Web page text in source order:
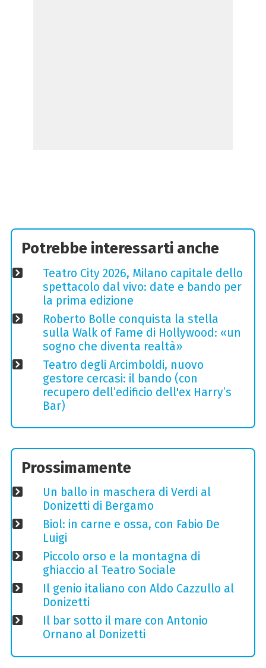
Potrebbe interessarti anche
Teatro City 2026, Milano capitale dello
spettacolo dal vivo: date e bando per
la prima edizione
Roberto Bolle conquista la stella
sulla Walk of Fame di Hollywood: «un
sogno che diventa realtà»
Teatro degli Arcimboldi, nuovo
gestore cercasi: il bando (con
recupero dell’edificio dell'ex Harry’s
Bar)
Prossimamente
Un ballo in maschera di Verdi al
Donizetti di Bergamo
Biol: in carne e ossa, con Fabio De
Luigi
Piccolo orso e la montagna di
ghiaccio al Teatro Sociale
Il genio italiano con Aldo Cazzullo al
Donizetti
Il bar sotto il mare con Antonio
Ornano al Donizetti